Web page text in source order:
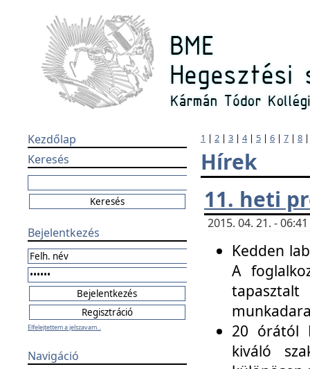
Kezdőlap
Keresés
Bejelentkezés
Elfelejtettem a jelszavam...
Navigáció
1 | 2 | 3 | 4| 5 | 6 | 7 | 8
Hírek
11. heti
2015. 04. 21. -
Kedden
A
20 órától
kiváló